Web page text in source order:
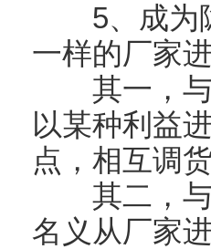
5、成为隐
一样的厂家
其一，与
以某种利益
点，相互调
其二，与
名义从厂家